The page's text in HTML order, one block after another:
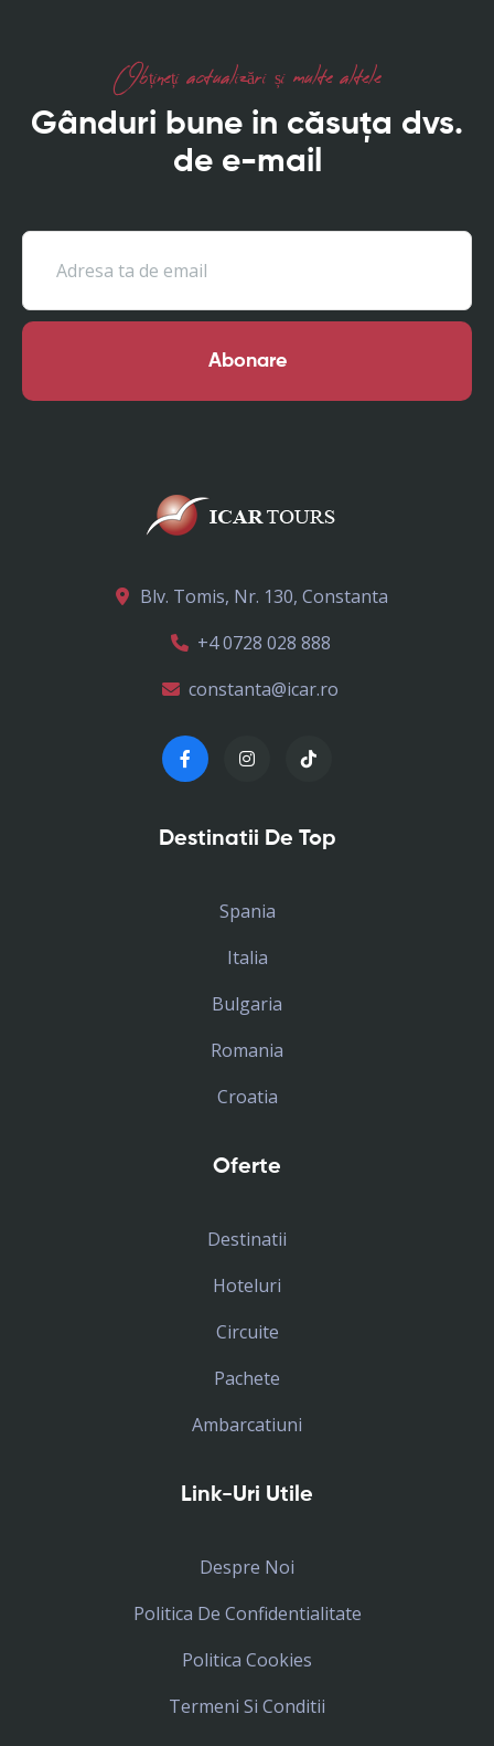
Obțineți actualizări și multe altele
Gânduri bune in căsuța dvs.
de e-mail
Abonare
Blv. Tomis, Nr. 130, Constanta
+4 0728 028 888
constanta@icar.ro
Destinatii De Top
Spania
Italia
Bulgaria
Romania
Croatia
Oferte
Destinatii
Hoteluri
Circuite
Pachete
Ambarcatiuni
Link-Uri Utile
Despre Noi
Politica De Confidentialitate
Politica Cookies
Termeni Si Conditii